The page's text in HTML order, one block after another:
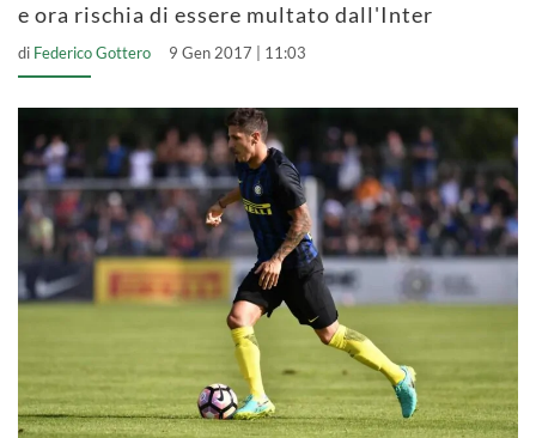
e ora rischia di essere multato dall'Inter
di Federico Gottero 9 Gen 2017 | 11:03